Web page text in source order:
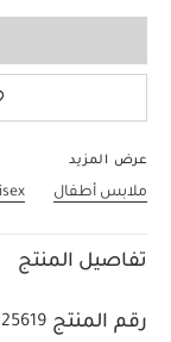
عرض المزيد
ملابس أطفال
تفاصيل المنتج
رقم المنتج